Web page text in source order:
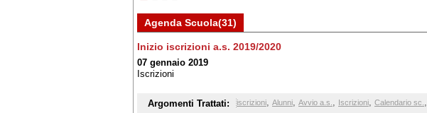
Agenda Scuola(31)
Inizio iscrizioni a.s. 2019/2020
07 gennaio 2019
Iscrizioni
Argomenti Trattati: iscrizioni, Alunni, Avvio a.s. , Iscrizioni, Calendario sc. ,